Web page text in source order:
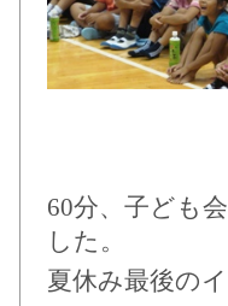
60分、子ども
した。
夏休み最後の